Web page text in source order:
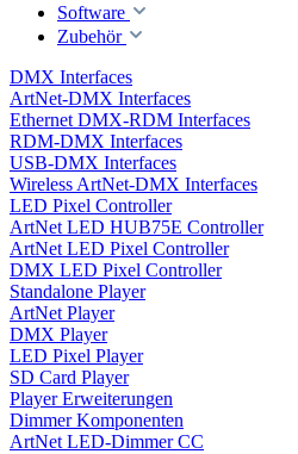
Software
Zubehör
DMX Interfaces
ArtNet-DMX Interfaces
Ethernet DMX-RDM Interfaces
RDM-DMX Interfaces
USB-DMX Interfaces
Wireless ArtNet-DMX Interfaces
LED Pixel Controller
ArtNet LED HUB75E Controller
ArtNet LED Pixel Controller
DMX LED Pixel Controller
Standalone Player
ArtNet Player
DMX Player
LED Pixel Player
SD Card Player
Player Erweiterungen
Dimmer Komponenten
ArtNet LED-Dimmer CC